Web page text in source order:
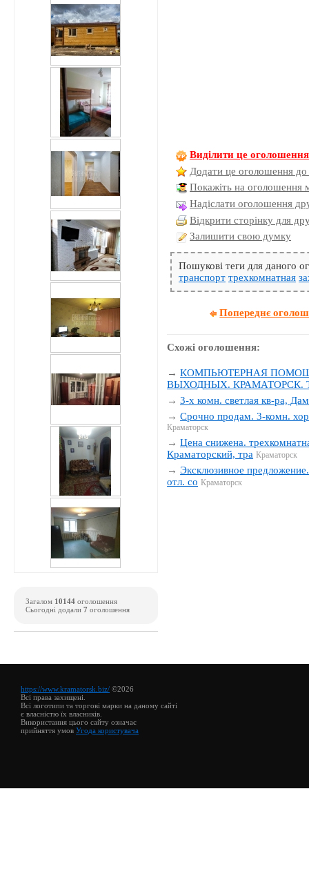
Виділити це оголошення
Додати це оголошення до
Покажіть на оголошення
Надіслати оголошення
Відкрити сторінку для
Залишити свою думку
Пошукові теги для даного
транспорт трехкомнатная
Попереднє
Схожі оголошення:
→КОМПЬЮТЕРНАЯ
ВЫХОДНЫХ. КРАМАТОРСК.
→3-х комн. светлая кв-ра,
→Срочно продам. 3-комн.
Краматорск
→Цена снижена.
Краматорский, тра Краматорск
→Эксклюзивное
отл. со Краматорск
Загалом 10144 оголошення
Сьогодні додали 7 оголошення
https://www.kramatorsk.biz/ ©2026
Всі права захищені.
Всі логотипи та торгові марки на даному сайті
є власністю їх власників.
Використання цього сайту означає
прийняття умов Угода користувача